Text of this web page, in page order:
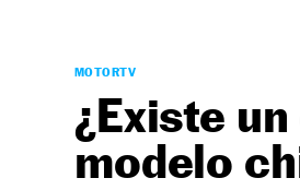
MOTORTV
¿Existe
modelo